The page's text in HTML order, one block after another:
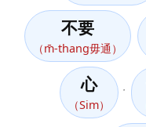
不要
（m̄-thang毋通）
心
（Sim）